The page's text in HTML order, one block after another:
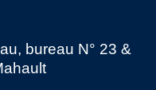
bureau N° 23 &